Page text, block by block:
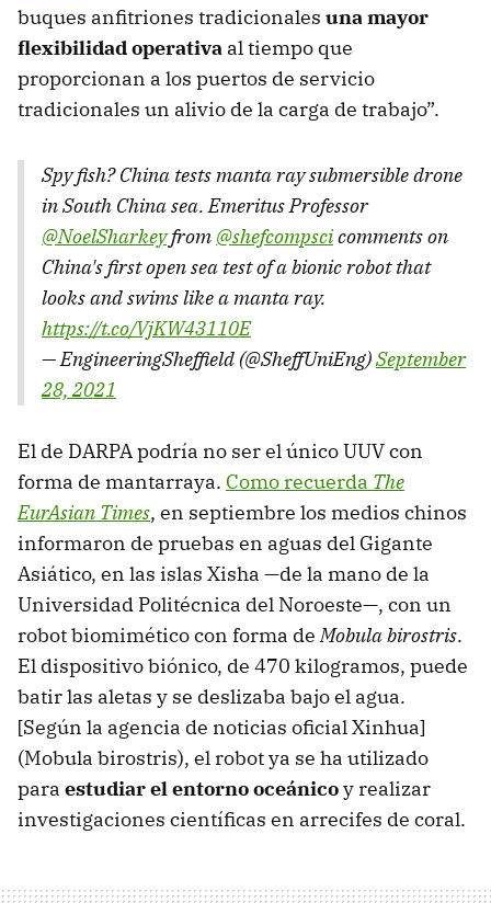
buques anfitriones tradicionales una mayor
flexibilidad operativa al tiempo que
proporcionan a los puertos de servicio
tradicionales un alivio de la carga de trabajo”.
Spy fish? China tests manta ray submersible drone
in South China sea. Emeritus Professor
@NoelSharkeyfrom @shefcompscicomments on
China's first open sea test of a bionic robot that
looks and swims like a manta ray.
https://t.co/VjKW43110E
— EngineeringSheffield (@SheffUniEng)September
28, 2021
El de DARPA podría no ser el único UUV con
forma de mantarraya. Como recuerda The
EurAsian Times, en septiembre los medios chinos
informaron de pruebas en aguas del Gigante
Asiático, en las islas Xisha —de la mano de la
Universidad Politécnica del Noroeste—, con un
robot biomimético con forma de Mobula birostris.
El dispositivo biónico, de 470 kilogramos, puede
batir las aletas y se deslizaba bajo el agua.
[Según la agencia de noticias oficial Xinhua]
(Mobula birostris), el robot ya se ha utilizado
para estudiar el entorno oceánicoy realizar
investigaciones científicas en arrecifes de coral.